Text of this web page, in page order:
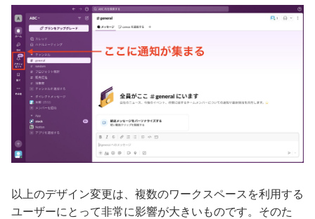
以上のデザイン変更は、複数のワークスペースを利用する
ユーザーにとって非常に影響が大きいものです。そのた